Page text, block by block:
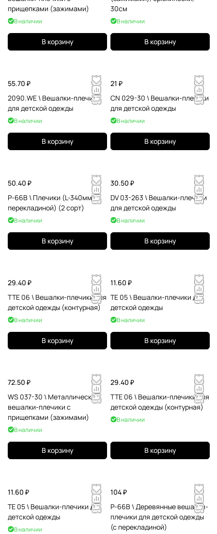
прищепками (зажимами)
В наличии
В корзину
30см
В наличии
В корзину
55.70 ₽
2090.WE \ Вешалки-плечики
для детской одежды
В наличии
В корзину
21 ₽
CN 029-30 \ Вешалки-плечики
для детской одежды
В наличии
В корзину
50.40 ₽
P-66B \ Плечики (L-340мм, с
перекладиной) (2 сорт)
В наличии
В корзину
30.50 ₽
DV 03-263 \ Вешалки-плечики
для детской одежды
В наличии
В корзину
29.40 ₽
TTE 06 \ Вешалки-плечики для
детской одежды (контурная)
В наличии
В корзину
11.60 ₽
TE 05 \ Вешалки-плечики для
детской одежды
В наличии
В корзину
72.50 ₽
WS 037-30 \ Металлические
вешалки-плечики с
прищепками (зажимами)
В наличии
В корзину
29.40 ₽
TTE 06 \ Вешалки-плечики для
детской одежды (контурная)
В наличии
В корзину
11.60 ₽
TE 05 \ Вешалки-плечики для
детской одежды
В наличии
104 ₽
P-66B \ Деревянные вешалки-
плечики для детской одежды
(с перекладиной)